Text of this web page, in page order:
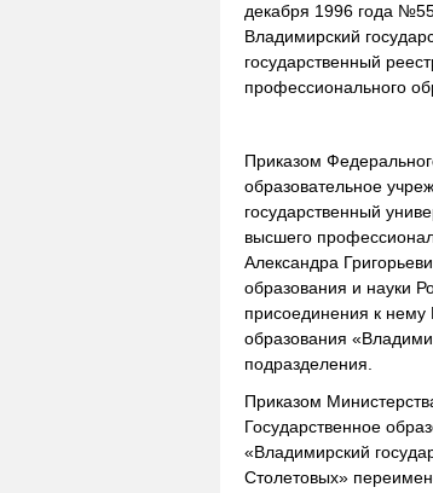
декабря 1996 года
Владимирский
государственный
профессионального
Приказом
образовательное
государственный
высшего
Александра
образования и науки
присоединения к нему
образования
подразделения.
Приказом
Государственное
«Владимирский
Столетовых»